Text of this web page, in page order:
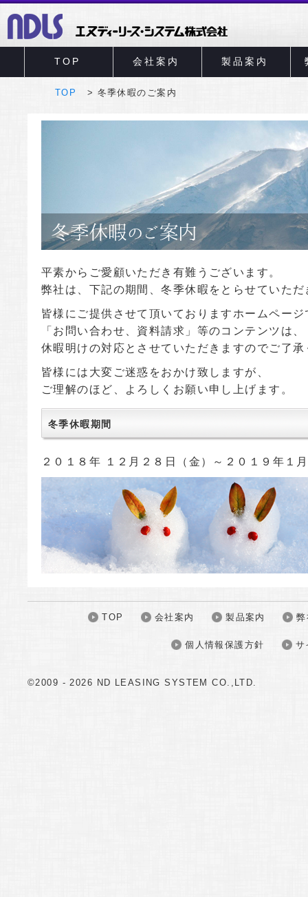
TOP 会社案内 製品案内
TOP 冬季休暇のご案内
平素からご愛顧いただき有難うございます。
弊社は、下記の期間、冬季休暇をとらせていただ
皆様にご提供させて頂いておりますホームページ
「お問い合わせ、資料請求」等のコンテンツは、
休暇明けの対応とさせていただきますのでご了
皆様には大変ご迷惑をおかけ致しますが、
ご理解のほど、よろしくお願い申し上げます。
冬季休暇期間
２０１８年 １２月２８日（金）～２０１９年１
TOP 会社案内 製品案内
個人情報保護方針 サ
©2009 -2026 ND LEASING SYSTEM CO.,LTD.